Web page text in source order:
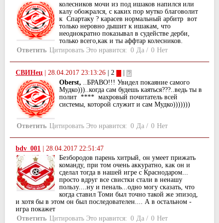
колесников мочи из под ишаков напился или
калу обожрался, с каких пор мутко благоволит
к Спартаку ? карасев нормальный арбитр вот
только неровно дышит к ишакам, что
неоднократно показывал в судействе дерби,
только всего,как и ты аффтар колесников.
Ответить Цитировать Это нравится: 0 Да / 0 Нет
СВИНец 28.04.2017 23:13:26 | 2
Oberst, ..БРАВО!!! Увидел покаяние самого
Мудко)))..когда сам будешь каяться???..ведь ты в
полит **** махровый почитатель всей
системы, которой служит и сам Мудко)))))))
Ответить Цитировать Это нравится: 0 Да / 0 Нет
bdv_001
28.04.2017 22:51:47
Безбородов парень хитрый, он умеет прижать
команду, при том очень аккуратно, как он и
сделал тогда в нашей игре с Краснодаром...
просто вдруг все свистки стали в ненашу
пользу....ну и пеналь...одно могу сказать, что
когда ставил Томи был точно такой же эпизод,
и хотя бы в этом он был последователен.... А в остальном -
игра покажет
Ответить Цитировать Это нравится: 0 Да / 0 Нет